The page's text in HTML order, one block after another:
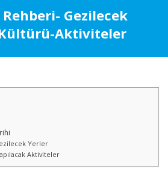
Gezilecek
Aktiviteler
Yerler
Aktiviteler